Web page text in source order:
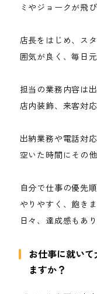
ミやジョークが飛
店長をはじめ、ス
囲気が良く、毎日
担当の業務内容は
店内装飾、来客対
出納業務や電話対
空いた時間にその
自分で仕事の優先
やりやすく、飽きま
日々、達成感もあり
お仕事に就いて
ますか？